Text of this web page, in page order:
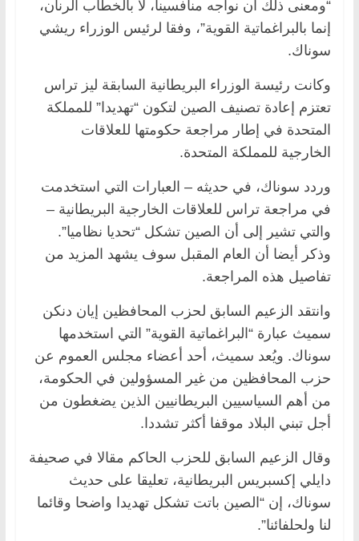
“ومعنى ذلك أن نواجه منافسينا، لا بالخطاب الرنان،
إنما بالبراغماتية القوية”، وفقا لرئيس الوزراء ريشي
سوناك.
وكانت رئيسة الوزراء البريطانية السابقة ليز تراس
تعتزم إعادة تصنيف الصين لتكون “تهديدا” للمملكة
المتحدة في إطار مراجعة حكومتها للعلاقات
الخارجية للمملكة المتحدة.
وردد سوناك، في حديثه – العبارات التي استخدمت
في مراجعة تراس للعلاقات الخارجية البريطانية –
والتي تشير إلى أن الصين تشكل “تحديا نظاميا”.
وذكر أيضا أن العام المقبل سوف يشهد المزيد من
تفاصيل هذه المراجعة.
وانتقد الزعيم السابق لحزب المحافظين إيان دنكن
سميث عبارة “البراغماتية القوية” التي استخدمها
سوناك. ويُعد سميث، أحد أعضاء مجلس العموم عن
حزب المحافظين من غير المسؤولين في الحكومة،
من أهم السياسيين البريطانيين الذين يضغطون من
أجل تبني البلاد موقفا أكثر تشددا.
وقال الزعيم السابق للحزب الحاكم مقالا في صحيفة
دايلي إكسبريس البريطانية، تعليقا على حديث
سوناك، إن “الصين باتت تشكل تهديدا واضحا وقائما
لنا ولحلفائنا”.